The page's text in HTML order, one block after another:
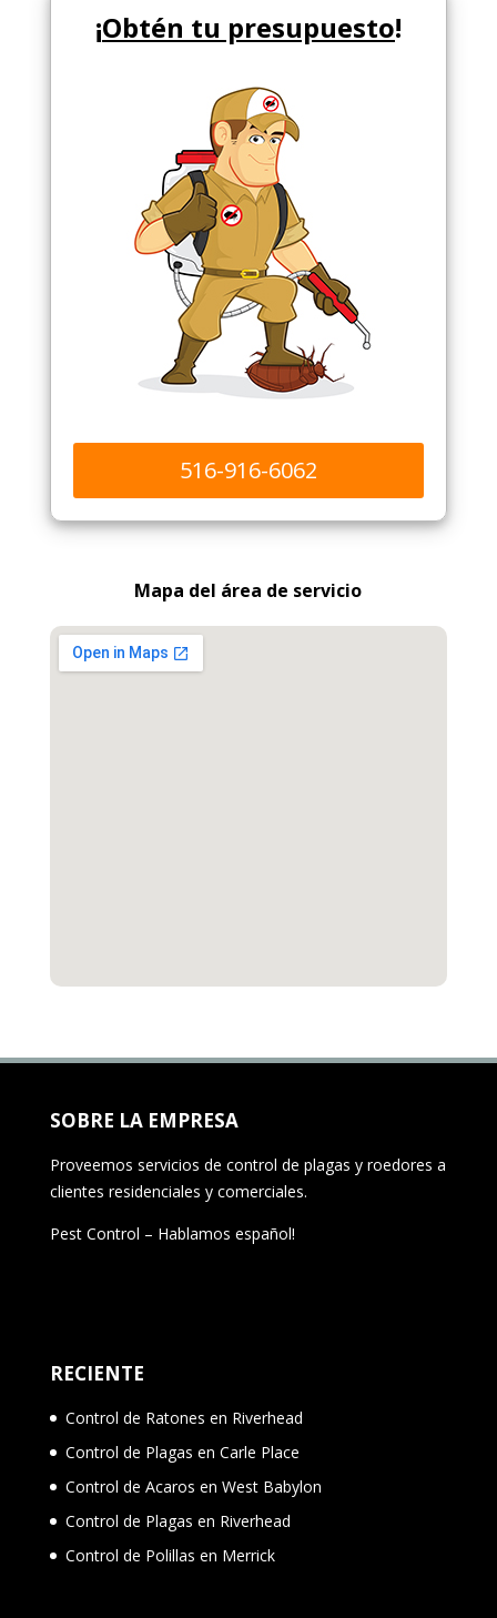
¡Obtén tu presupuesto!
516-916-6062
Mapa del área de servicio
SOBRE LA EMPRESA
Proveemos servicios de control de plagas y roedores a
clientes residenciales y comerciales.
Pest Control – Hablamos español!
RECIENTE
Control de Ratones en Riverhead
Control de Plagas en Carle Place
Control de Acaros en West Babylon
Control de Plagas en Riverhead
Control de Polillas en Merrick